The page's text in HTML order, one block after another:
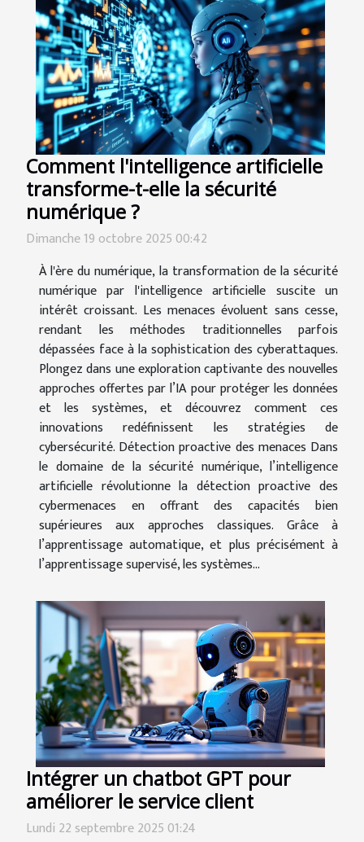
Comment l'intelligence artificielle
transforme-t-elle la sécurité
numérique ?
Dimanche 19 octobre 2025 00:42
À l'ère du numérique, la transformation de la sécurité
numérique par l'intelligence artificielle suscite un
intérêt croissant. Les menaces évoluent sans cesse,
rendant les méthodes traditionnelles parfois
dépassées face à la sophistication des cyberattaques.
Plongez dans une exploration captivante des nouvelles
approches offertes par l’IA pour protéger les données
et les systèmes, et découvrez comment ces
innovations redéfinissent les stratégies de
cybersécurité. Détection proactive des menaces Dans
le domaine de la sécurité numérique, l’intelligence
artificielle révolutionne la détection proactive des
cybermenaces en offrant des capacités bien
supérieures aux approches classiques. Grâce à
l’apprentissage automatique, et plus précisément à
l’apprentissage supervisé, les systèmes...
Intégrer un chatbot GPT pour
améliorer le service client
Lundi 22 septembre 2025 01:24